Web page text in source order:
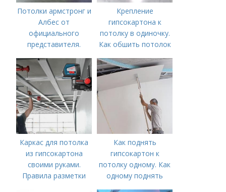
Потолки армстронг и
Албес от
официального
представителя.
«Потолки Армстронг»
- гарантия надежных
и качественных
подвесных систем.
Крепление
гипсокартона к
потолку в одиночку.
Как обшить потолок
одиночку: делаем
подъемник для ГКЛ
Каркас для потолка
из гипсокартона
своими руками.
Правила разметки
Как поднять
гипсокартон к
потолку одному. Как
одному поднять